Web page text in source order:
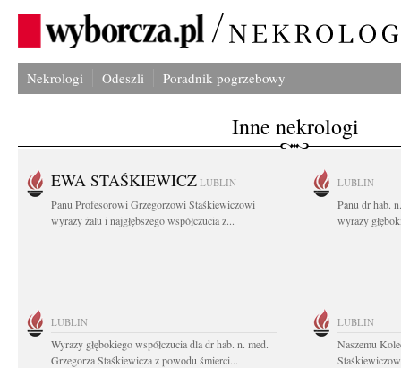
Nekrologi Odeszli Poradnik pogrzebowy
Inne nekrologi
EWA STAŚKIEWICZ LUBLIN
Panu Profesorowi Grzegorzowi Staśkiewiczowi
wyrazy żalu i najgłębszego współczucia z...
LUBLIN
Panu dr hab.
wyrazy
LUBLIN
Wyrazy głębokiego współczucia dla dr hab. n. med.
Grzegorza Staśkiewicza z powodu śmierci...
LUBLIN
Naszemu